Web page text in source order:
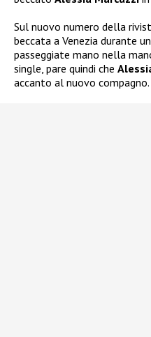
Sul nuovo numero della
beccata a Venezia durante
passeggiate mano nella
single, pare quindi che
accanto al nuovo compagno.